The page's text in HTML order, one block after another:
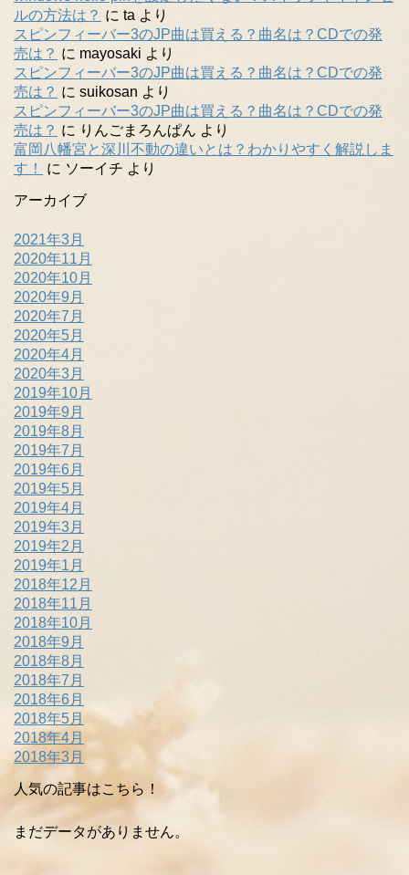
ルの方法は？ に ta より
スピンフィーバー3のJP曲は買える？曲名は？CDでの発
売は？ に mayosaki より
スピンフィーバー3のJP曲は買える？曲名は？CDでの発
売は？ に suikosan より
スピンフィーバー3のJP曲は買える？曲名は？CDでの発
売は？ に りんごまろんぱん より
富岡八幡宮と深川不動の違いとは？わかりやすく解説しま
す！
に ソーイチ より
アーカイブ
2021年3月
2020年11月
2020年10月
2020年9月
2020年7月
2020年5月
2020年4月
2020年3月
2019年10月
2019年9月
2019年8月
2019年7月
2019年6月
2019年5月
2019年4月
2019年3月
2019年2月
2019年1月
2018年12月
2018年11月
2018年10月
2018年9月
2018年8月
2018年7月
2018年6月
2018年5月
2018年4月
2018年3月
人気の記事はこちら！
まだデータがありません。